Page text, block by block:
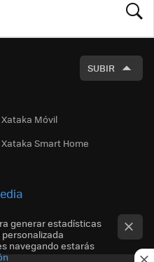
SUBIR
Xataka Móvil
Xataka Smart Home
generar estadísticas
navegando estarás